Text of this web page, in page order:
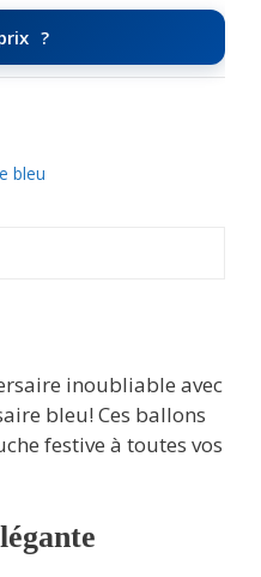
bleu
inoubliable avec
bleu! Ces ballons
festive à toutes vos